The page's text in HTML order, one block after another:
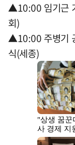
▲10:00 임기근
회)
▲10:00 주병기
식(세종)